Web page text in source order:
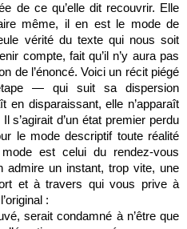
de ce qu’elle dit recouvrir. Elle
même, il en est le mode de
vérité du texte qui nous soit
compte, fait qu’il n’y aura pas
de l’énoncé. Voici un récit piégé
— qui suit sa dispersion
en disparaissant, elle n’apparaît
s’agirait d’un état premier perdu
le mode descriptif toute réalité
est celui du rendez-vous
un instant, trop vite, une
et à travers qui vous prive à
:
serait condamné à n’être que